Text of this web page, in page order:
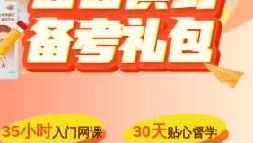
35小时入门网课 30天贴心督学